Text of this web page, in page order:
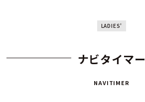
LADIES'
ナビタイマー
NAVITIMER